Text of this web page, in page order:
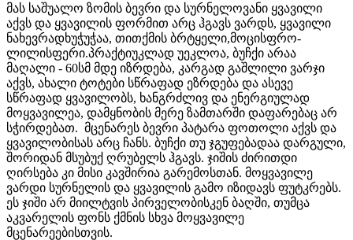
მას საშუალო ზომის ბევრი და სურნელოვანი ყვავილი
აქვს და ყვავილის ფორმით არც ჰგავს ვარდს, ყვავილი
ნახევრადხუჭუჭაა, თითქმის ბრტყელი,მოცისფრო-
ლილისფერი.პრაქტიუკლად უეკლოა, ბუჩქი არაა
მაღალი - 60სმ მდე იზრდება, კარგად გაშლილი ვარჯი
აქვს, ახალი ტოტები სწრაფად ეზრდება და ასევე
სწრაფად ყვავილობს, ხანგრძლივ და ენერგიულად
მოყვავილეა, დამყნობის მერე ზამთარში დაფარებაც არ
სჭირდებათ. მცენარეს ბევრი პატარა ფოთოლი აქვს და
ყვავილობისას არც ჩანს. ბუჩქი თუ ჯგუფებადაა დარგული,
შორიდან მსუბუქ ღრუბელს ჰგავს. ჯიშის ძირითდი
ღირსება კი მისი კავშირია გარემოსთან. მოყვავილე
ვარდი სურნელის და ყვავილის გამო იზიდავს ფუტკრებს.
ეს ჯიში არ მიილტვის პირველობისკენ ბაღში, თუმცა
აკვარელის ფონს ქმნის სხვა მოყვავილე
მცენარეებისთვის.